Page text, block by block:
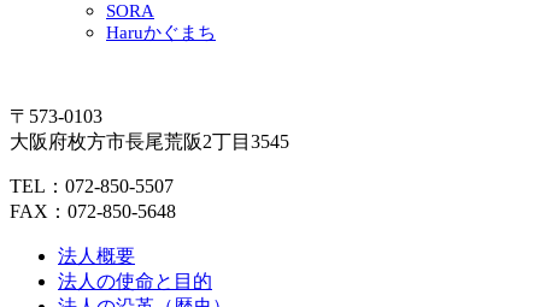
SORA
Haruかぐまち
〒573-0103
大阪府枚方市長尾荒阪2丁目3545
TEL：072-850-5507
FAX：072-850-5648
法人概要
法人の使命と目的